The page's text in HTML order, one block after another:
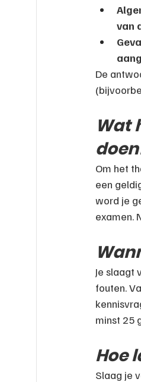
van
De
Wat
Om het
een
word je
examen.
Je slaagt
fouten.
minst 25
Hoe
Slaag je